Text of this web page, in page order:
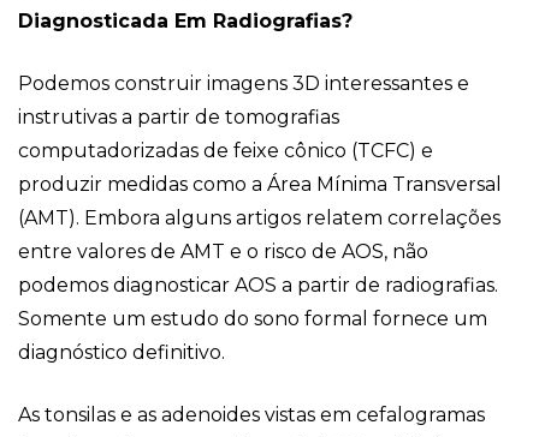
Diagnosticada Em Radiografias?
Podemos construir imagens 3D interessantes e
instrutivas a partir de tomografias
computadorizadas de feixe cônico (TCFC) e
produzir medidas como a Área Mínima Transversal
(AMT). Embora alguns artigos relatem correlações
entre valores de AMT e o risco de AOS, não
podemos diagnosticar AOS a partir de radiografias.
Somente um estudo do sono formal fornece um
diagnóstico definitivo.
As tonsilas e as adenoides vistas em cefalogramas